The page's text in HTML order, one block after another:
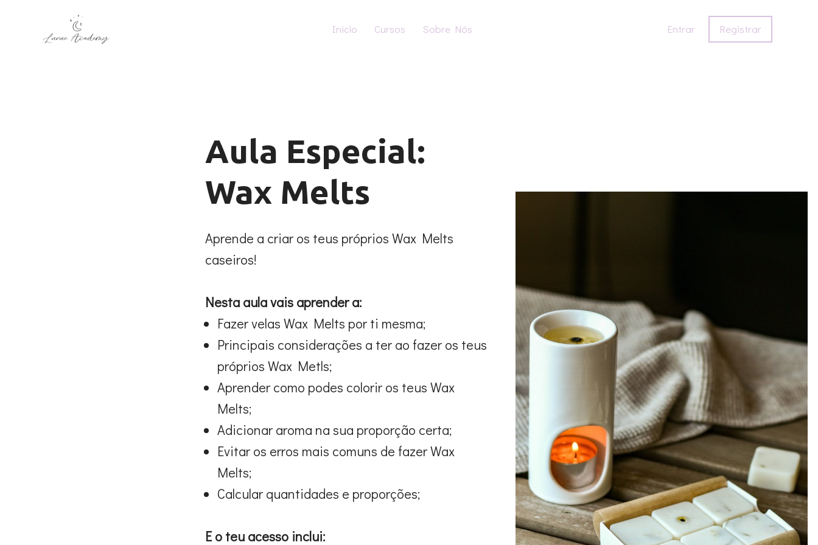
Inicio Cursos Sobre Nós Entrar Registrar
Aula Especial:
Wax Melts
Aprende a criar os teus próprios Wax Melts
caseiros!
Nesta aula vais aprender a:
Fazer velas Wax Melts por ti mesma;
Principais considerações a ter ao fazer os teus
próprios Wax Metls;
Aprender como podes colorir os teus Wax
Melts;
Adicionar aroma na sua proporção certa;
Evitar os erros mais comuns de fazer Wax
Melts;
Calcular quantidades e proporções;
E o teu acesso inclui: